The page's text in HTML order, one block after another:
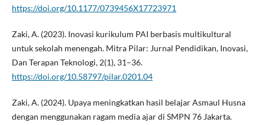
https://doi.org/10.1177/0739456X17723971
Zaki, A. (2023). Inovasi kurikulum PAI berbasis multikultural
untuk sekolah menengah. Mitra Pilar: Jurnal Pendidikan, Inovasi,
Dan Terapan Teknologi, 2(1), 31–36.
https://doi.org/10.58797/pilar.0201.04
Zaki, A. (2024). Upaya meningkatkan hasil belajar Asmaul Husna
dengan menggunakan ragam media ajar di SMPN 76 Jakarta.